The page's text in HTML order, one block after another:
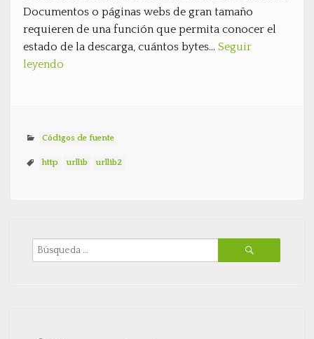
Documentos o páginas webs de gran tamaño
requieren de una función que permita conocer el
estado de la descarga, cuántos bytes… Seguir
leyendo
Códigos de fuente
http urllib urllib2